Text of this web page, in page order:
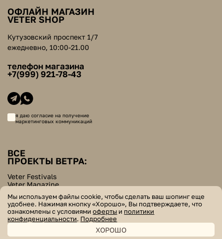
ОФЛАЙН МАГАЗИН
VETER SHOP
Кутузовский проспект 1/7
ежедневно, 10:00-21.00
телефон магазина
+7(999) 921-78-43
я даю согласие на получение
маркетинговых коммуникаций
ВСЕ
ПРОЕКТЫ ВЕТРА:
Veter Festivals
Veter Magazine
Helpers Bazar
© veter. все права защищены
Мы используем файлы cookie, чтобы сделать ваш шопинг еще
удобнее. Нажимая кнопку «Хорошо», Вы подтверждаете, что
ознакомлены с условиямиоферты и политики
конфиденциальности. Подробнее
ХОРОШО